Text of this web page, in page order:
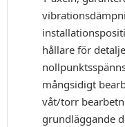
hållare för
mångsidigt
våt/torr
grundläggande